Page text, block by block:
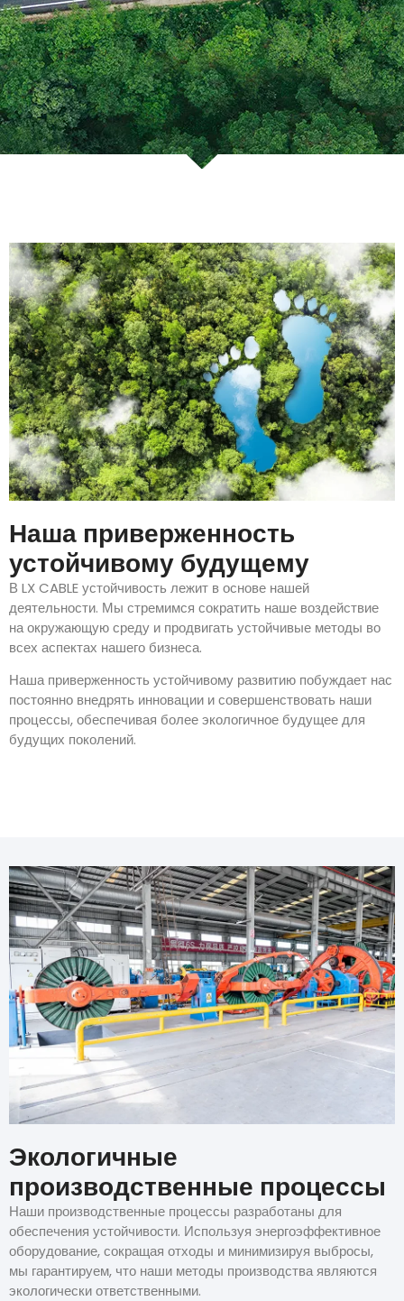
Наша приверженность
устойчивому будущему
В LX CABLE устойчивость лежит в основе нашей
деятельности. Мы стремимся сократить наше воздействие
на окружающую среду и продвигать устойчивые методы во
всех аспектах нашего бизнеса.
Наша приверженность устойчивому развитию побуждает нас
постоянно внедрять инновации и совершенствовать наши
процессы, обеспечивая более экологичное будущее для
будущих поколений.
Экологичные
производственные процессы
Наши производственные процессы разработаны для
обеспечения устойчивости. Используя энергоэффективное
оборудование, сокращая отходы и минимизируя выбросы,
мы гарантируем, что наши методы производства являются
экологически ответственными.